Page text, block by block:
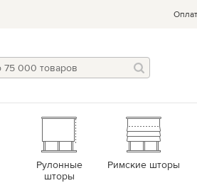
Рулонные
шторы
Римские шторы